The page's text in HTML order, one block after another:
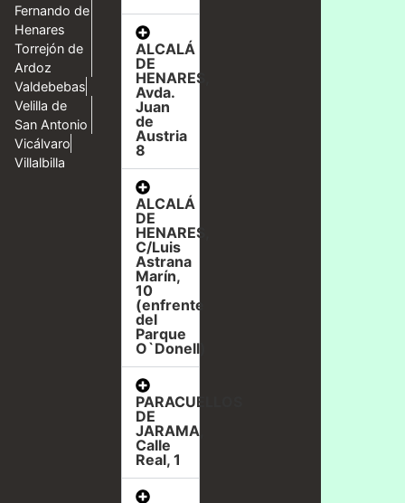
Fernando de
Henares
Torrejón de
Ardoz
Valdebebas
Velilla de
San Antonio
Vicálvaro
Villalbilla
ALCALÁ
DE
HENARES,
Avda.
Juan
de
Austria
8
ALCALÁ
DE
HENARES,
C/Luis
Astrana
Marín,
10
(enfrente
del
Parque
O`Donell)
PARACUELLOS
DE
JARAMA,
Calle
Real, 1